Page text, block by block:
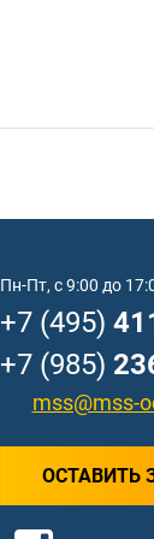
Пн-Пт, с 9:00 до
+7 (495)
+7 (985)
mss@mss-
ОСТАВИТЬ